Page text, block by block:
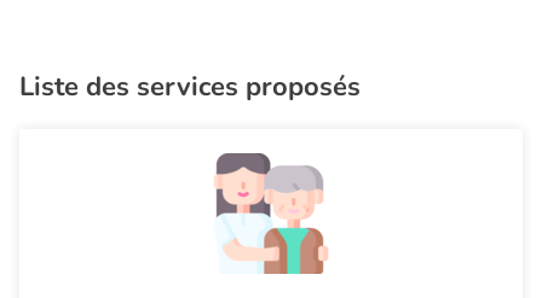
Liste des services proposés